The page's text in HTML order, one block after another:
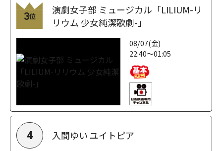
3位
演劇女子部 ミュージカル「LILIUM-リ
リウム 少女純潔歌劇-」
08/07(金)
22:40～01:05
4 入間ゆい ユイトピア